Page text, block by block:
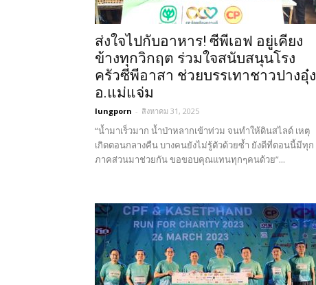
ส่งใจไปกับอาหาร! ซีพีเอฟ อยู่เคียง
ข้างทุกวิกฤต ร่วมใจสนับสนุนโรง
ครัวซีพีอาสา ช่วยบรรเทาชาวปางอุ๋ง
อ.แม่แจ่ม
lungporn - สิงหาคม 31, 2025
“น้ำมาเร็วมาก น้ำป่าหลากเข้าท่วม จนทำให้ดินสไลด์ เหตุ
เกิดตอนกลางคืน บางคนยังไม่รู้ตัวด้วยซ้ำ ยังดีที่ตอนนี้มีทุก
ภาคส่วนมาช่วยกัน ขอขอบคุณแทนทุกๆคนด้วย”...